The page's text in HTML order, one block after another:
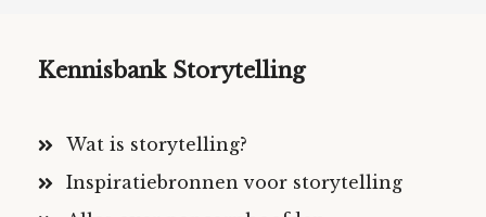
Kennisbank Storytelling
Wat is storytelling?
Inspiratiebronnen voor storytelling